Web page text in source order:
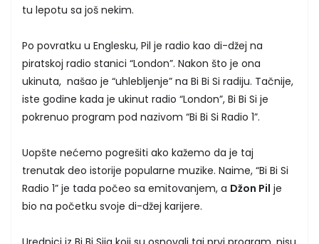
tu lepotu sa još nekim.
Po povratku u Englesku, Pil je radio kao di-džej na
piratskoj radio stanici “London”. Nakon što je ona
ukinuta, našao je “uhlebljenje” na Bi Bi Si radiju. Tačnije,
iste godine kada je ukinut radio “London”, Bi Bi Si je
pokrenuo program pod nazivom “Bi Bi Si Radio 1”.
Uopšte nećemo pogrešiti ako kažemo da je taj
trenutak deo istorije popularne muzike. Naime, “Bi Bi Si
Radio 1” je tada počeo sa emitovanjem, a Džon Pil je
bio na početku svoje di-džej karijere.